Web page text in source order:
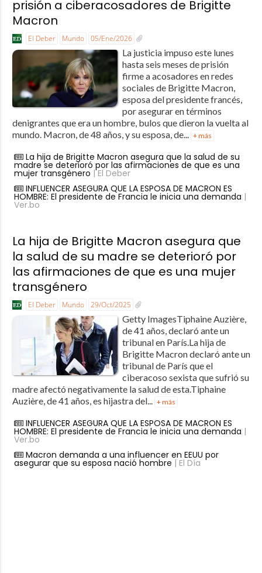
prisión a ciberacosadores de Brigitte
Macron
El Deber Mundo 05/Ene/2026
La justicia impuso este lunes
hasta seis meses de prisión
firme a acosadores en redes
sociales de Brigitte Macron,
esposa del presidente francés,
por asegurar en términos
denigrantes que era un hombre, bulos que dieron la vuelta al
mundo. Macron, de 48 años, y su esposa, de... + más
La hija de Brigitte Macron asegura que la salud de su
madre se deterioró por las afirmaciones de que es una
mujer transgénero | El Deber
INFLUENCER ASEGURA QUE LA ESPOSA DE MACRON ES
HOMBRE: El presidente de Francia le inicia una demanda |
Ver.bo
La hija de Brigitte Macron asegura que
la salud de su madre se deterioró por
las afirmaciones de que es una mujer
transgénero
El Deber Mundo 29/Oct/2025
Getty ImagesTiphaine Auzière,
de 41 años, declaró ante un
tribunal en París.La hija de
Brigitte Macron declaró ante un
tribunal de París que el
ciberacoso sexista que sufrió su
madre afectó negativamente la salud de esta.Tiphaine
Auzière, de 41 años, es hijastra del... + más
INFLUENCER ASEGURA QUE LA ESPOSA DE MACRON ES
HOMBRE: El presidente de Francia le inicia una demanda |
Ver.bo
Macron demanda a una influencer en EEUU por
asegurar que su esposa nació hombre | El Día